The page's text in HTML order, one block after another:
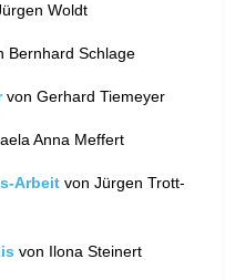
Woldt
Bernhard Schlage
von Gerhard Tiemeyer
Anna Meffert
Arbeit von Jürgen Trott-
von Ilona Steinert